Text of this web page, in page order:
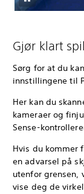
Gjør klart
Sørg for at du
innstillingene til
Her kan du
kameraer og
Sense-
Hvis du kommer
en advarsel på
utenfor grensen,
vise deg de